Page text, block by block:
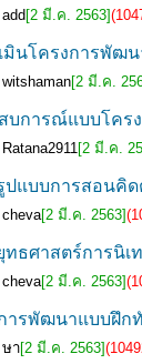
add [2 มี.ค. 2563]
มินโครงการพัฒ
witshaman[2 มี.ค.
บการณ์แบบโคร
Ratana2911[2 มี.ค.
แบบการสอนคิด
cheva[2 มี.ค. 2563]
ธศาสตร์การนิเ
cheva[2 มี.ค. 2563]
ารพัฒนาแบบฝึก
ษา[2 มี.ค. 2563]